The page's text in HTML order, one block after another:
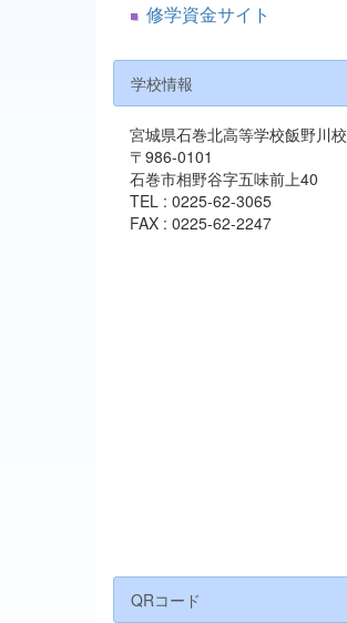
修学資金サイト
学校情報
宮城県石巻北高等学校飯野川校
〒986-0101
石巻市相野谷字五味前上40
TEL : 0225-62-3065
FAX : 0225-62-2247
QRコード